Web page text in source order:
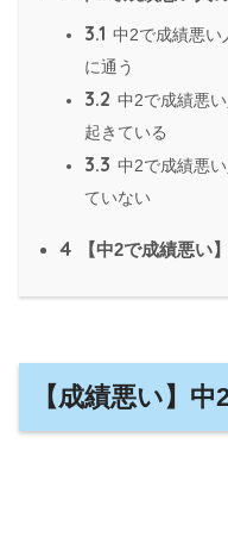
3.1 中2で成績悪
に通う
3.2 中2で成績悪
起きている
3.3 中2で成績悪
ていない
4 【中2で成績悪い
【成績悪い】